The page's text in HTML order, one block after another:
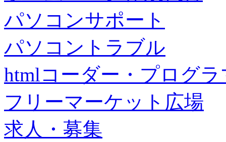
パソコンサポート
パソコントラブル
htmlコーダー・プログラ
フリーマーケット広場
求人・募集